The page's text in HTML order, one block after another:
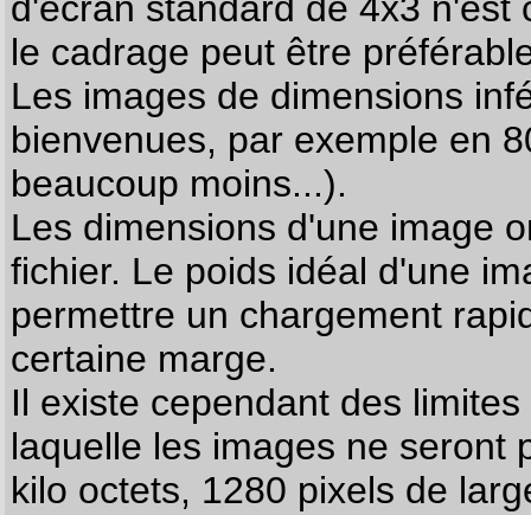
le cadrage peut être
Les images de dimensions
bienvenues, par exemple en
beaucoup moins...).
Les dimensions d'une image
fichier. Le poids idéal d'une
permettre un chargement
certaine marge.
Il existe cependant des
laquelle les images ne seront
kilo octets, 1280 pixels de